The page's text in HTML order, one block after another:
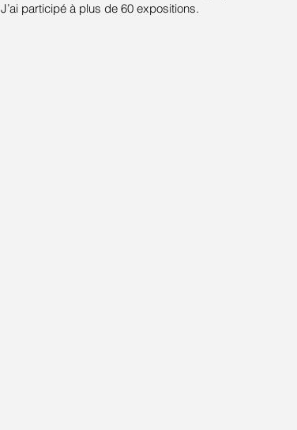
J’ai participé à plus de 60 expositions.